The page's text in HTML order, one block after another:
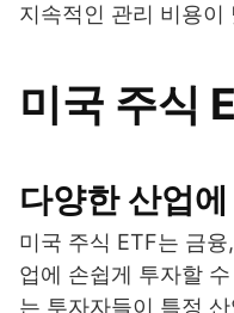
지속적인 관리 비용이
미국 주식
다양한 산업
미국 주식 ETF는 금
업에 손쉽게 투자할
는 투자자들이 특정